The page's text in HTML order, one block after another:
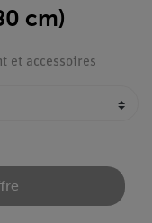
cm)
et accessoires